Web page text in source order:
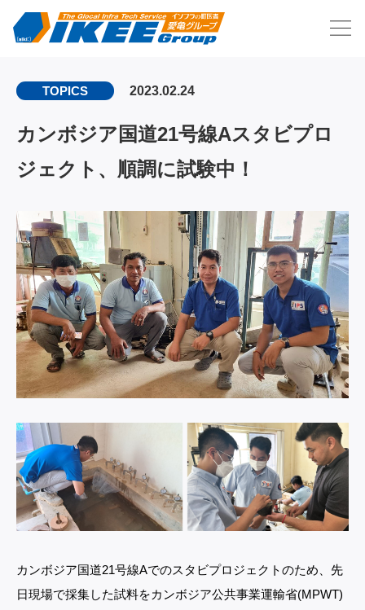
TOPICS 2023.02.24
カンボジア国道21号線Aスタビプロ
ジェクト、順調に試験中！
カンボジア国道21号線Aでのスタビプロジェクトのため、先
日現場で採集した試料をカンボジア公共事業運輸省(MPWT)